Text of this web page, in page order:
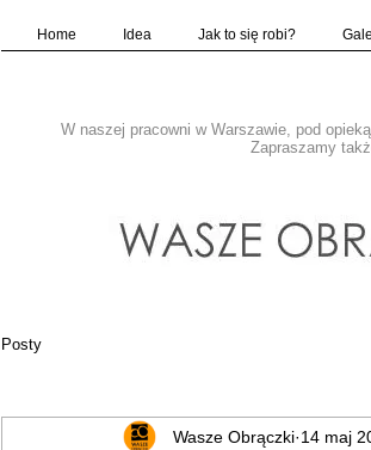
Home Idea Jak to się robi?
W naszej pracowni w Warszawie, pod
Zapraszamy
Posty
Wasze Obrączki 14 maj